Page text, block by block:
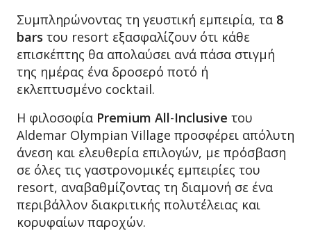
Συμπληρώνοντας τη γευστική εμπειρία, τα 8
bars του resort εξασφαλίζουν ότι κάθε
επισκέπτης θα απολαύσει ανά πάσα στιγμή
της ημέρας ένα δροσερό ποτό ή
εκλεπτυσμένο cocktail.
Η φιλοσοφία Premium All-Inclusive του
Aldemar Olympian Village προσφέρει απόλυτη
άνεση και ελευθερία επιλογών, με πρόσβαση
σε όλες τις γαστρονομικές εμπειρίες του
resort, αναβαθμίζοντας τη διαμονή σε ένα
περιβάλλον διακριτικής πολυτέλειας και
κορυφαίων παροχών.